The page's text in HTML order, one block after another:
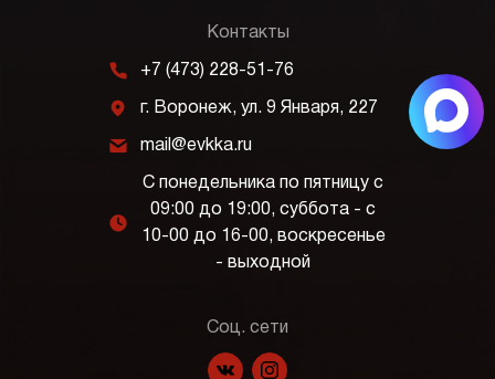
Контакты
m +7 (473) 228-51-76
j г. Воронеж, ул. 9 Января, 227
k mail@evkka.ru
l
С понедельника по пятницу с
09:00 до 19:00, суббота - с
10-00 до 16-00, воскресенье
- выходной
Соц. сети
f p